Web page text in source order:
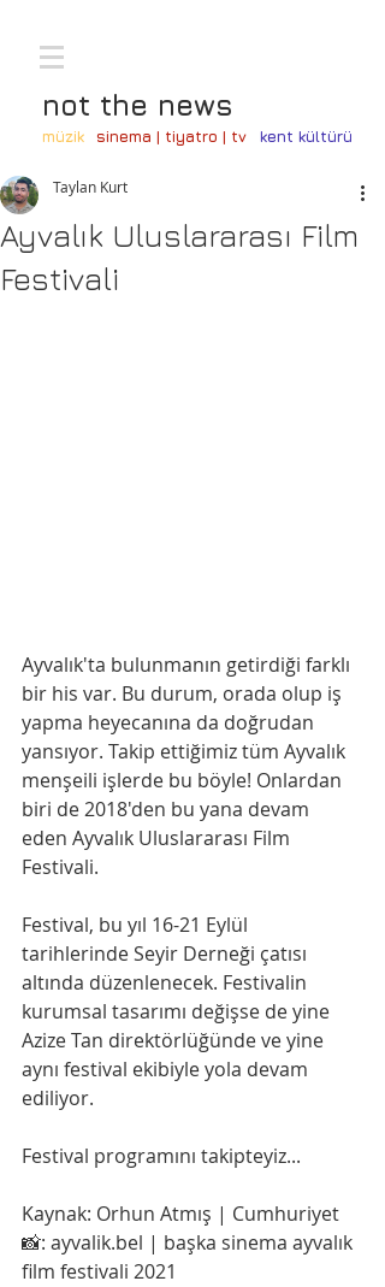
not the news
müzik sinema | tiyatro | tv kent kültürü
Ayvalık Uluslararası Film
Festivali
Taylan Kurt
Ayvalık'ta bulunmanın getirdiği farklı
bir his var. Bu durum, orada olup iş
yapma heyecanına da doğrudan
yansıyor. Takip ettiğimiz tüm Ayvalık
menşeili işlerde bu böyle! Onlardan
biri de 2018'den bu yana devam
eden Ayvalık Uluslararası Film
Festivali.
Festival, bu yıl 16-21 Eylül
tarihlerinde Seyir Derneği çatısı
altında düzenlenecek. Festivalin
kurumsal tasarımı değişse de yine
Azize Tan direktörlüğünde ve yine
aynı festival ekibiyle yola devam
ediliyor.
Festival programını takipteyiz...
Kaynak: Orhun Atmış | Cumhuriyet
📸: ayvalik.bel | başka sinema ayvalık
film festivali 2021